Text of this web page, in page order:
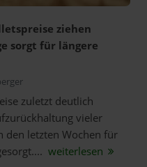
ziehen
sorgt für längere
zuletzt deutlich
vieler
den letzten Wochen für
weiterlesen